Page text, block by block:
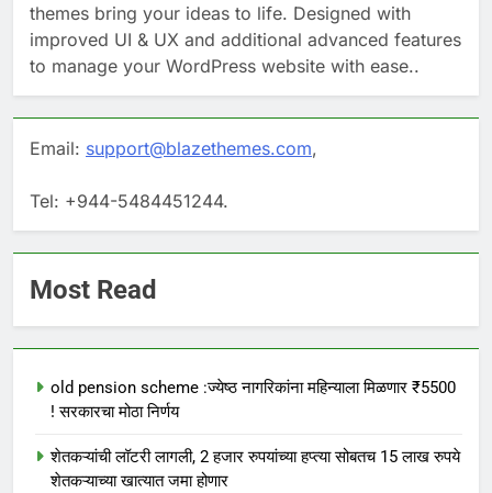
themes bring your ideas to life. Designed with
improved UI & UX and additional advanced features
to manage your WordPress website with ease..
Email: support@blazethemes.com,
Tel: +944-5484451244.
Most Read
old pension scheme :ज्येष्ठ नागरिकांना महिन्याला मिळणार ₹5500
! सरकारचा मोठा निर्णय
शेतकऱ्यांची लॉटरी लागली, 2 हजार रुपयांच्या हप्त्या सोबतच 15 लाख रुपये
शेतकऱ्याच्या खात्यात जमा होणार